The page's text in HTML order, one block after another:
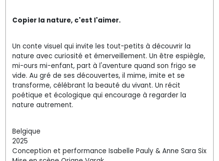
Copier la nature, c'est l'aimer.
Un conte visuel qui invite les tout-petits à découvrir la
nature avec curiosité et émerveillement. Un être espiègle,
mi-ours mi-enfant, part à l'aventure quand son frigo se
vide. Au gré de ses découvertes, il mime, imite et se
transforme, célébrant la beauté du vivant. Un récit
poétique et écologique qui encourage à regarder la
nature autrement.
Belgique
2025
Conception et performance Isabelle Pauly & Anne Sara Six